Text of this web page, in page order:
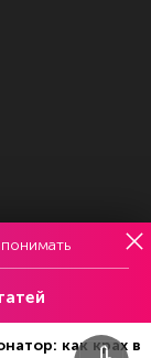
как крах в